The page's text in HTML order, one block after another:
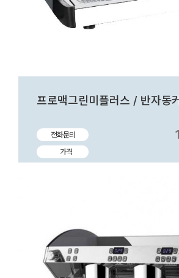
프로맥그린미플러스 / 반자동
전화문의
가격